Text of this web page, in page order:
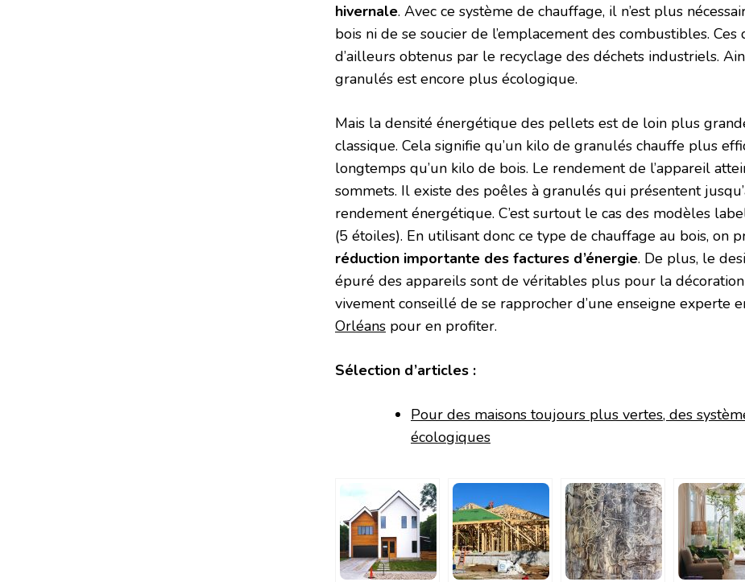
hivernale. Avec ce système de chauffage, il n’est plus
bois ni de se soucier de l’emplacement des combustibles. Ces
d’ailleurs obtenus par le recyclage des déchets industriels.
granulés est encore plus écologique.
Mais la densité énergétique des pellets est de loin plus
classique. Cela signifie qu’un kilo de granulés chauffe plus
longtemps qu’un kilo de bois. Le rendement de l’appareil
sommets. Il existe des poêles à granulés qui présentent
rendement énergétique. C’est surtout le cas des modèles
(5 étoiles). En utilisant donc ce type de chauffage au bois, on
réduction importante des factures d’énergie. De plus, le
épuré des appareils sont de véritables plus pour la
vivement conseillé de se rapprocher d’une enseigne experte
Orléans pour en profiter.
Sélection d’articles :
Pour des maisons toujours plus vertes, des
écologiques